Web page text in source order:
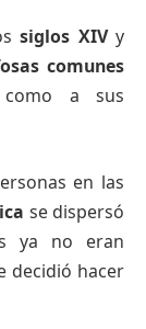
siglos XIVy
comunes
a sus
en las
se dispersó
ya no eran
decidió hacer